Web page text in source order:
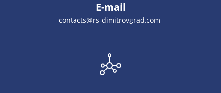
E-mail
contacts@rs-dimitrovgrad.com